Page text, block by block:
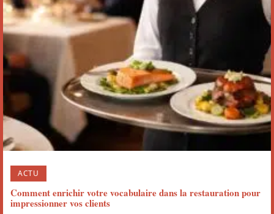
ACTU
Comment enrichir votre vocabulaire dans la restauration pour
impressionner vos clients